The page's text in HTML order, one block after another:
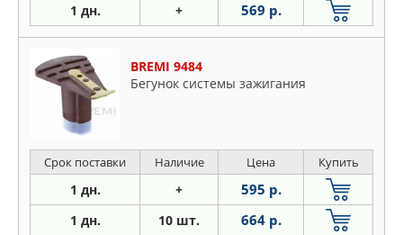
1 дн. + 569 р.
BREMI 9484
Бегунок системы зажигания
Срок поставки Наличие Цена Купить
1 дн. + 595 р.
1 дн. 10 шт. 664 р.